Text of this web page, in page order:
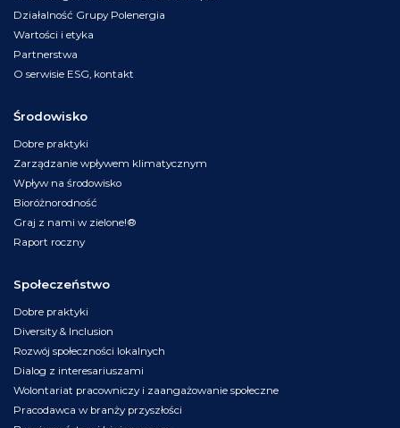
Działalność Grupy Polenergia
Wartości i etyka
Partnerstwa
O serwisie ESG, kontakt
Środowisko
Dobre praktyki
Zarządzanie wpływem klimatycznym
Wpływ na środowisko
Bioróżnorodność
Graj z nami w zielone!®
Raport roczny
Społeczeństwo
Dobre praktyki
Diversity & Inclusion
Rozwój społeczności lokalnych
Dialog z interesariuszami
Wolontariat pracowniczy i zaangażowanie społeczne
Pracodawca w branży przyszłości